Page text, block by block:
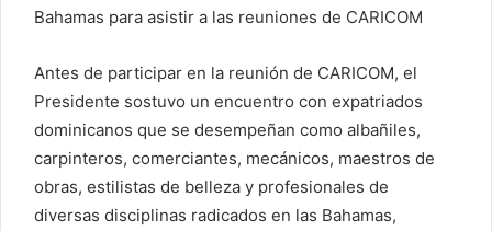
Bahamas para asistir a las reuniones de CARICOM
Antes de participar en la reunión de CARICOM, el
Presidente sostuvo un encuentro con expatriados
dominicanos que se desempeñan como albañiles,
carpinteros, comerciantes, mecánicos, maestros de
obras, estilistas de belleza y profesionales de
diversas disciplinas radicados en las Bahamas,